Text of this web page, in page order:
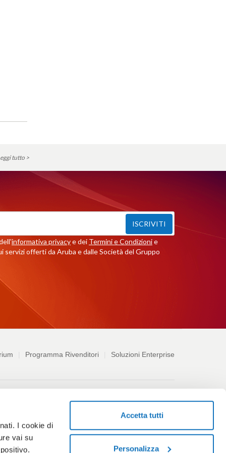
I cookie di
vai su
Accetta tutti
Personalizza
tutto >
ISCRIVITI
informativa privacye dei Termini e Condizionie
offerti da Aruba e dalle Società del Gruppo
Programma Rivenditori Soluzioni Enterprise
Accessibilità
Codice etico